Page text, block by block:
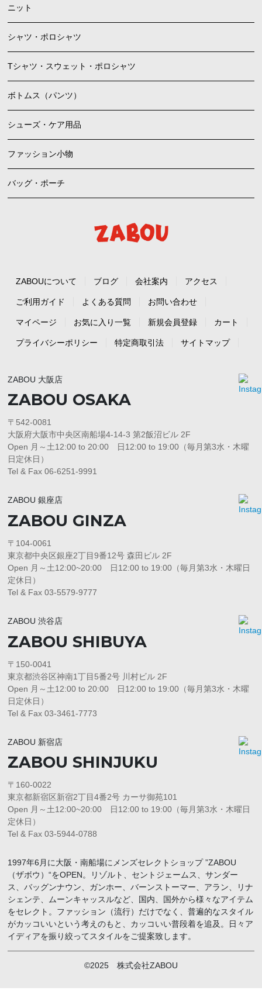
ニット
シャツ・ポロシャツ
Tシャツ・スウェット・ポロシャツ
ボトムス（パンツ）
シューズ・ケア用品
ファッション小物
バッグ・ポーチ
ZABOUについて ブログ 会社案内 アクセス
ご利用ガイド よくある質問 お問い合わせ
マイページ お気に入り一覧 新規会員登録 カート
プライバシーポリシー 特定商取引法 サイトマップ
ZABOU 大阪店
ZABOU OSAKA
〒542-0081
大阪府大阪市中央区南船場4-14-3 第2飯沼ビル 2F
Open 月～土12:00 to 20:00 日12:00 to 19:00（毎月第3水・木曜
日定休日）
Tel & Fax 06-6251-9991
ZABOU 銀座店
ZABOU GINZA
〒104-0061
東京都中央区銀座2丁目9番12号 森田ビル 2F
Open 月～土12:00~20:00 日12:00 to 19:00（毎月第3水・木曜日
定休日）
Tel & Fax 03-5579-9777
ZABOU 渋谷店
ZABOU SHIBUYA
〒150-0041
東京都渋谷区神南1丁目5番2号 川村ビル 2F
Open 月～土12:00 to 20:00 日12:00 to 19:00（毎月第3水・木曜
日定休日）
Tel & Fax 03-3461-7773
ZABOU 新宿店
ZABOU SHINJUKU
〒160-0022
東京都新宿区新宿2丁目4番2号 カーサ御苑101
Open 月～土12:00~20:00 日12:00 to 19:00（毎月第3水・木曜日
定休日）
Tel & Fax 03-5944-0788
1997年6月に大阪・南船場にメンズセレクトショップ ”ZABOU
（ザボウ）“をOPEN。リゾルト、セントジェームス、サンダー
ス、バッグンナウン、ガンホー、バーンストーマー、アラン、リナ
シェンテ、ムーンキャッスルなど、国内、国外から様々なアイテム
をセレクト。ファッション（流行）だけでなく、普遍的なスタイル
がカッコいいという考えのもと、カッコいい普段着を追及。日々ア
イディアを振り絞ってスタイルをご提案致します。
©2025 株式会社ZABOU